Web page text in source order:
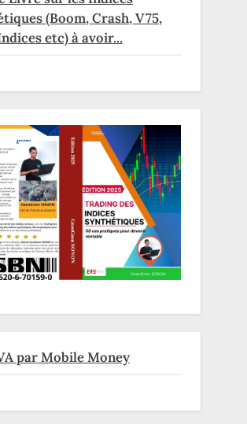
(Boom, Crash, V75,
etc) à avoir...
par Mobile Money